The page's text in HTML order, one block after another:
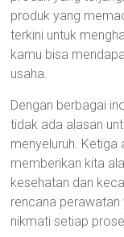
produk yang
terkini untuk
kamu bisa
usaha.
Dengan berbagai
tidak ada alasan
menyeluruh. Ketiga
memberikan kita
kesehatan dan
rencana perawatan
nikmati setiap